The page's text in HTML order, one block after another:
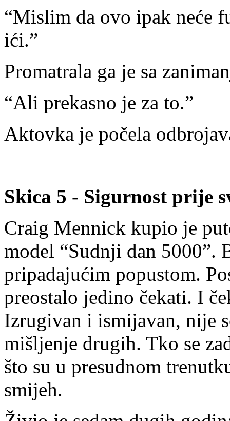
“Mislim da ovo ipak neće
ići.”
Promatrala ga je sa
“Ali prekasno je za to.”
Aktovka je počela
Skica 5 - Sigurnost prije
Craig Mennick kupio je
model “Sudnji dan 5000”.
pripadajućim popustom.
preostalo jedino čekati. I
Izrugivan i ismijavan, nije
mišljenje drugih. Tko se
što su u presudnom
smijeh.